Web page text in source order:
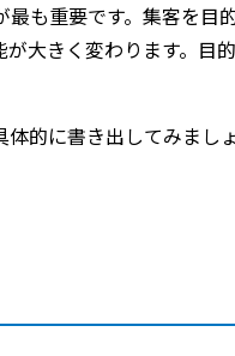
最も重要です。集客を目
大きく変わります。目
的に書き出してみまし